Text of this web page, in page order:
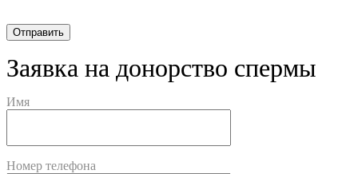
Заявка на донорство спермы
Имя
Номер телефона